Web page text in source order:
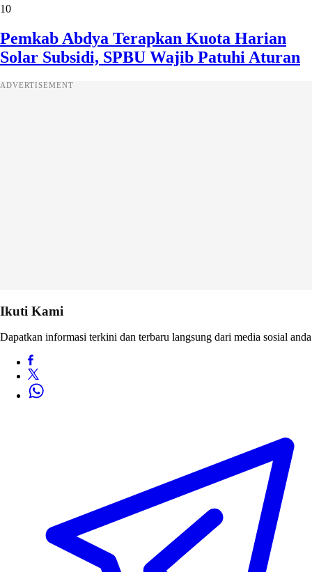
10
Pemkab Abdya Terapkan Kuota Harian
Solar Subsidi, SPBU Wajib Patuhi Aturan
ADVERTISEMENT
Ikuti Kami
Dapatkan informasi terkini dan terbaru langsung dari media sosial anda